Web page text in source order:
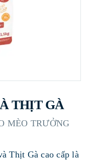
THỊT GÀ
MÈO TRƯỞNG
Thịt Gà cao cấp là